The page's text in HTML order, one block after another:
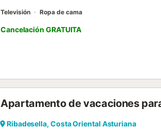
Televisión Ropa de cama
Cancelación GRATUITA
Apartamento de vacaciones
Ribadesella, Costa Oriental Asturiana